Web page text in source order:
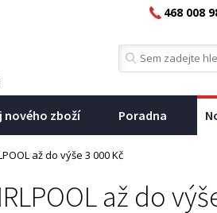
468 008
nového zboží Poradna
až do výše 3 000 Kč
až do